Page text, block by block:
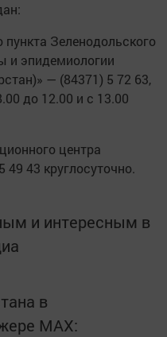
Зеленодольского
и эпидемиологии
— (84371) 5 72 63,
до 12.00 и с 13.00
центра
43 круглосуточно.
и интересным в
в
MАХ: